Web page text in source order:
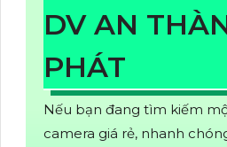
DV AN
PHÁT
Nếu bạn đang tìm kiếm
camera giá rẻ, nhanh